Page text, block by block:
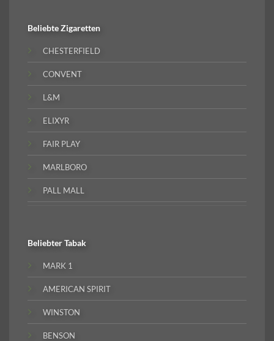
BeliebteZigaretten
CHESTERFIELD
CONVENT
L&M
ELIXYR
FAIR PLAY
MARLBORO
PALL MALL
BeliebterTabak
MARK 1
AMERICAN SPIRIT
WINSTON
BENSON